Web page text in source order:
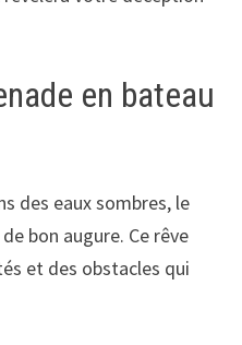
en bateau
des eaux sombres, le
bon augure. Ce rêve
et des obstacles qui